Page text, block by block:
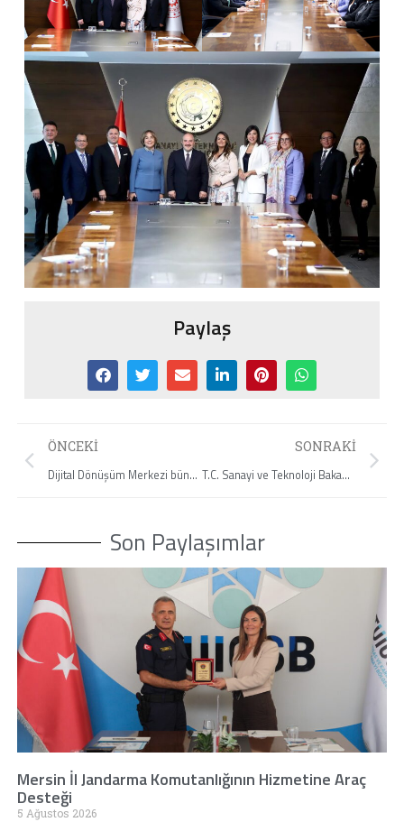
Paylaş
ÖNCEKI
Dijital Dönüşüm Merkezi bünyesinde oluşturulan Dijital Tedarik Havuzu Projesi’nin tanıtımını yaptık.
SONRAKI
T.C. Sanayi ve Teknoloji Bakanlığı Sanayi Bölgeleri Genel Müdürü Sayın Fatih Turan’ı Ziyaret Ettik.
Son Paylaşımlar
Mersin İl Jandarma Komutanlığının Hizmetine Araç
Desteği
5 Ağustos 2026